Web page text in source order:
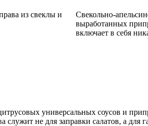
Свекольно-
выработанных
включает в себя
универсальных соусов и
служит не для заправки салатов, а